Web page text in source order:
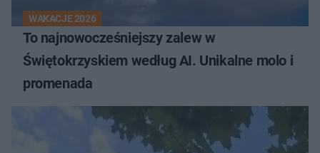
WAKACJE 2026
To najnowocześniejszy zalew w
Świętokrzyskiem według AI. Unikalne molo i
promenada